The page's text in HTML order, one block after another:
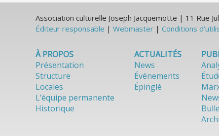
Association culturelle Joseph Jacquemotte | 11 Rue
Éditeur responsable | Webmaster | Conditions
À PROPOS
Présentation
Structure
Locales
L’équipe permanente
Historique
ACTUALITÉS
News
Événements
Épinglé